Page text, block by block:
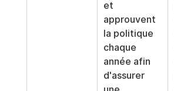
et
approuvent
la politique
chaque
année afin
d'assurer